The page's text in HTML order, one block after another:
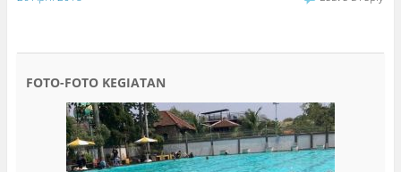
FOTO-FOTO KEGIATAN